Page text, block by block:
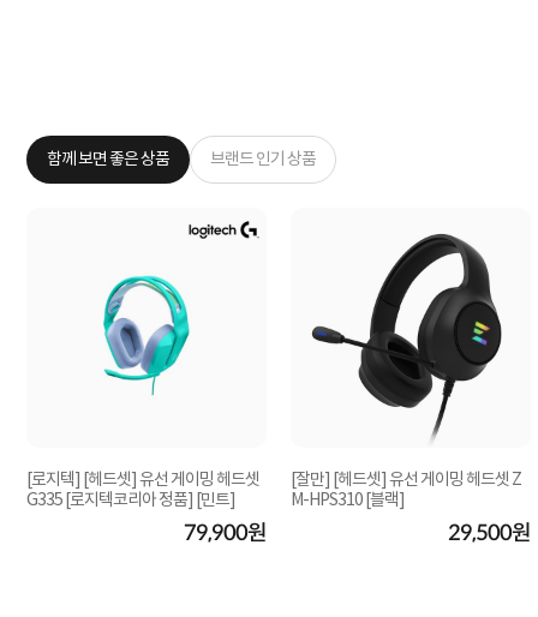
함께 보면 좋은 상품 브랜드 인기 상품
[로지텍] [헤드셋] 유선 게이밍 헤드셋
G335 [로지텍코리아 정품] [민트]
79,900원
[잘만] [헤드셋] 유선 게이밍 헤드셋 Z
M-HPS310 [블랙]
29,500원